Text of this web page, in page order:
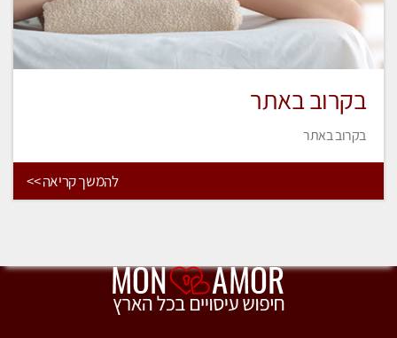
בקרוב באתר
בקרוב באתר
להמשך קריאה >>